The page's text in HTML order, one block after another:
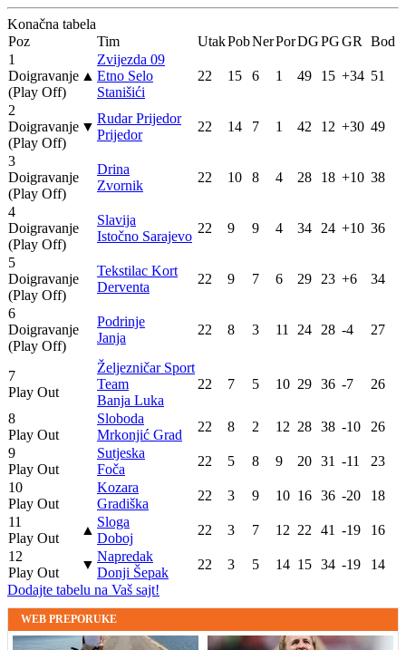
Konačna tabela
Poz
Tim UtakPobNerPorDGPGGR
Bod
1
Doigravanje
(Play Off)
▲
Zvijezda 09
Etno Selo
Stanišići
22 15 6 1 49 15 +34 51
2
Doigravanje
(Play Off)
▼
Rudar Prijedor
Prijedor
22 14 7 1 42 12 +30 49
3
Doigravanje
(Play Off)
Drina
Zvornik
22 10 8 4 28 18 +10 38
4
Doigravanje
(Play Off)
Slavija
Istočno Sarajevo
22 9 9 4 34 24 +10 36
5
Doigravanje
(Play Off)
Tekstilac Kort
Derventa
22 9 7 6 29 23 +6 34
6
Doigravanje
(Play Off)
Podrinje
Janja
22 8 3 11 24 28 -4 27
7
Play Out
Željezničar Sport
Team
Banja Luka
22 7 5 10 29 36 -7 26
8
Play Out
Sloboda
Mrkonjić Grad
22 8 2 12 28 38 -10
26
9
Play Out
Sutjeska
Foča
22 5 8 9 20 31 -11
23
10
Play Out
Kozara
Gradiška
22 3 9 10 16 36 -20
18
11
Play Out
▲
Sloga
Doboj
22 3 7 12 22 41 -19
16
12
Play Out
▼
Napredak
Donji Šepak
22 3 5 14 15 34 -19
14
Dodajte tabelu na Vaš sajt!
WEB PREPORUKE